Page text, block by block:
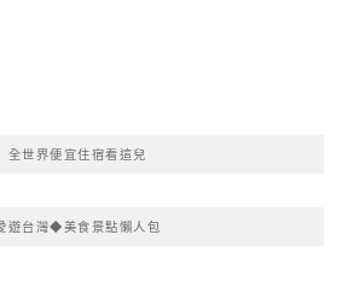
全世界便宜住宿看這兒
遊台灣◆美食景點懶人包